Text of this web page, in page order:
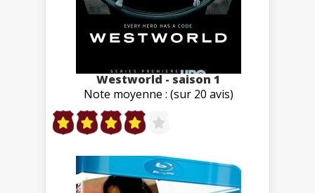
Westworld - saison 1
Note moyenne : (sur 20 avis)